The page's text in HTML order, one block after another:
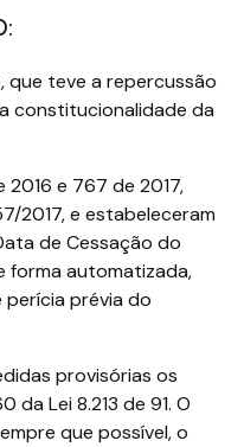
que teve a repercussão
constitucionalidade da
2016 e 767 de 2017,
2017, e estabeleceram
de Cessação do
forma automatizada,
perícia prévia do
provisórias os
Lei 8.213 de 91. O
que possível, o